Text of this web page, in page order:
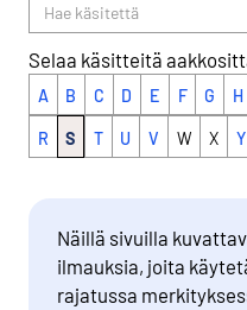
Selaa käsitteitä
A B C D E F G H
R S T U V W X Y
Näillä sivuilla
ilmauksia, joita
rajatussa